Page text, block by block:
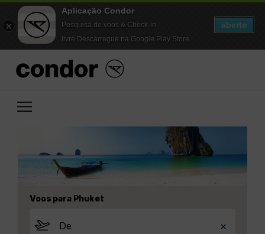
Aplicação Condor
Pesquisa de voos & Check-in
livre Descarregue na Google Play Store
aberto
Voos para Phuket